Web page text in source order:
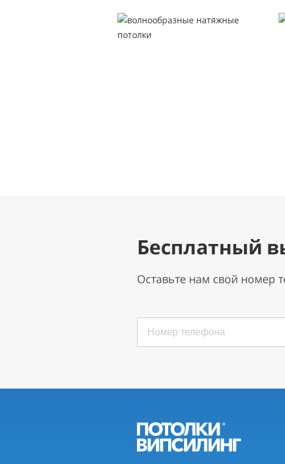
Бесплатный
Оставьте нам свой номер